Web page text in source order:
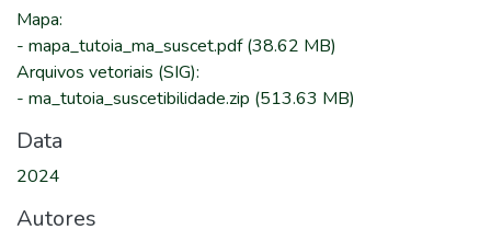
Mapa:
- mapa_tutoia_ma_suscet.pdf(38.62 MB)
Arquivos vetoriais (SIG):
- ma_tutoia_suscetibilidade.zip (513.63 MB)
Data
2024
Autores